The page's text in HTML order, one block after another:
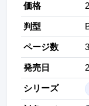
価格
判型
ページ数
発売日
シリーズ